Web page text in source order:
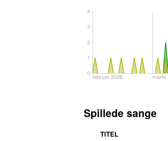
februar 2026 marts
0
1
2
3
4
Spillede sange
TITEL